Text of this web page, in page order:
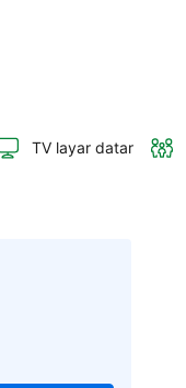
TV layar datar